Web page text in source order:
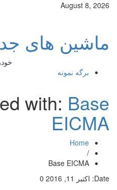
August 8, 2026
ماشین های
خودرو
برگه نمونه
with:Base
EICMA
Home
/
Base EICMA
Date: اکتبر 11, 2016 0